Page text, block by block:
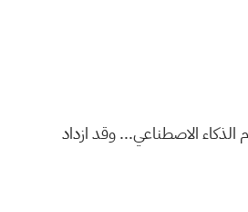
الذكاء الاصطناعي... وقد ازداد